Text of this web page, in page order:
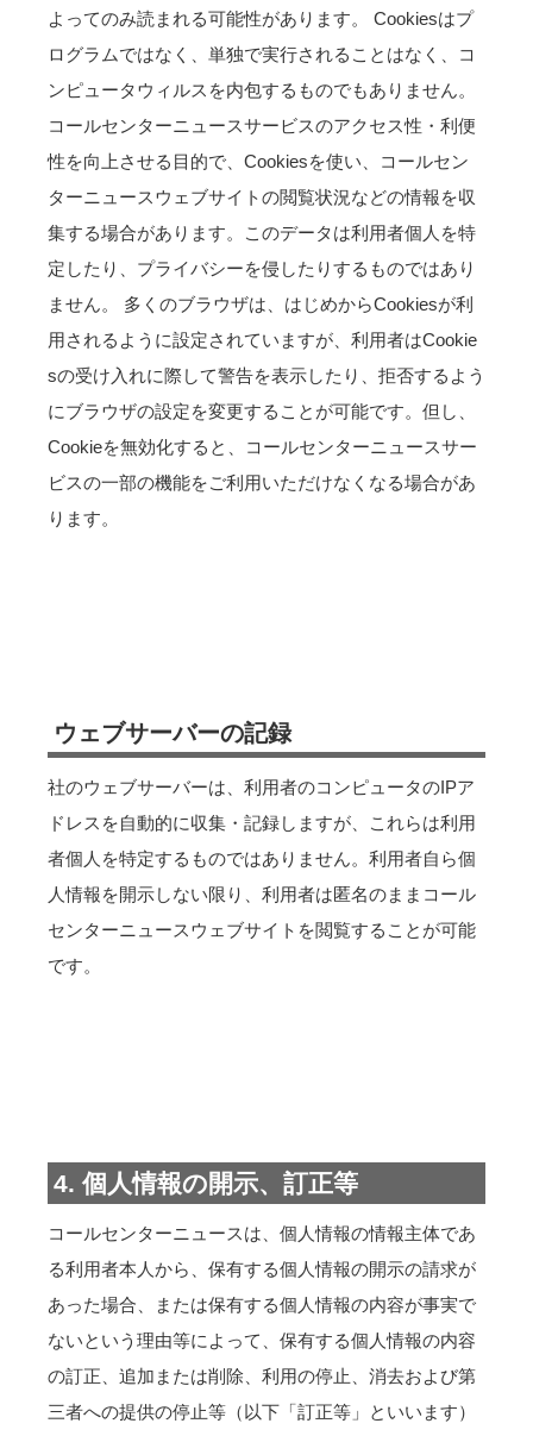
よってのみ読まれる可能性があります。 Cookiesはプ
ログラムではなく、単独で実行されることはなく、コ
ンピュータウィルスを内包するものでもありません。
コールセンターニュースサービスのアクセス性・利便
性を向上させる目的で、Cookiesを使い、コールセン
ターニュースウェブサイトの閲覧状況などの情報を収
集する場合があります。このデータは利用者個人を特
定したり、プライバシーを侵したりするものではあり
ません。 多くのブラウザは、はじめからCookiesが利
用されるように設定されていますが、利用者はCookie
sの受け入れに際して警告を表示したり、拒否するよう
にブラウザの設定を変更することが可能です。但し、
Cookieを無効化すると、コールセンターニュースサー
ビスの一部の機能をご利用いただけなくなる場合があ
ります。
ウェブサーバーの記録
社のウェブサーバーは、利用者のコンピュータのIPア
ドレスを自動的に収集・記録しますが、これらは利用
者個人を特定するものではありません。利用者自ら個
人情報を開示しない限り、利用者は匿名のままコール
センターニュースウェブサイトを閲覧することが可能
です。
4. 個人情報の開示、訂正等
コールセンターニュースは、個人情報の情報主体であ
る利用者本人から、保有する個人情報の開示の請求が
あった場合、または保有する個人情報の内容が事実で
ないという理由等によって、保有する個人情報の内容
の訂正、追加または削除、利用の停止、消去および第
三者への提供の停止等（以下「訂正等」といいます）